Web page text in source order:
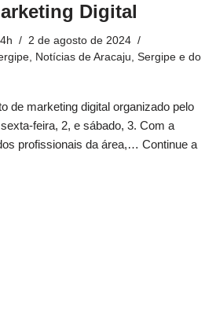
Digital
2 de agosto de 2024
, Notícias de Aracaju, Sergipe e do
de marketing digital organizado pelo
feira, 2, e sábado, 3. Com a
profissionais da área,… Continue a